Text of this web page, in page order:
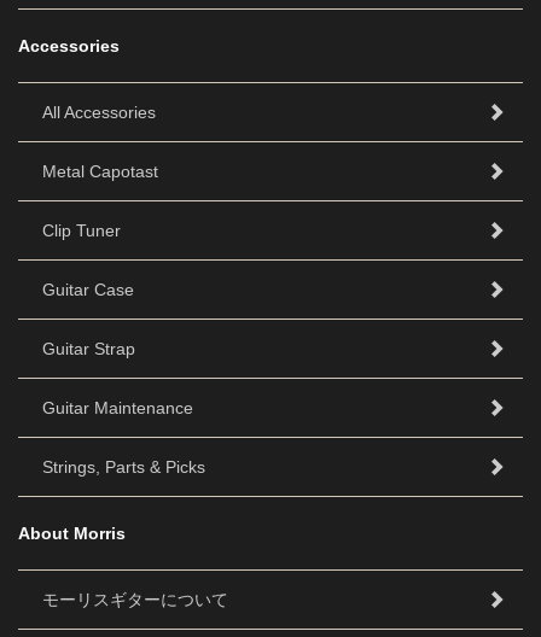
Accessories
All Accessories
Metal Capotast
Clip Tuner
Guitar Case
Guitar Strap
Guitar Maintenance
Strings, Parts & Picks
About Morris
モーリスギターについて